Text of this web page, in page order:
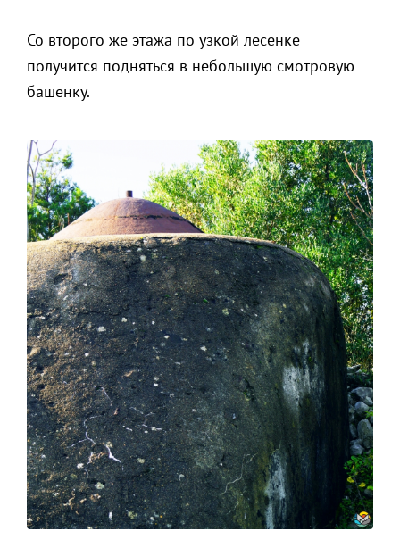
Со второго же этажа по узкой лесенке
получится подняться в небольшую смотровую
башенку.